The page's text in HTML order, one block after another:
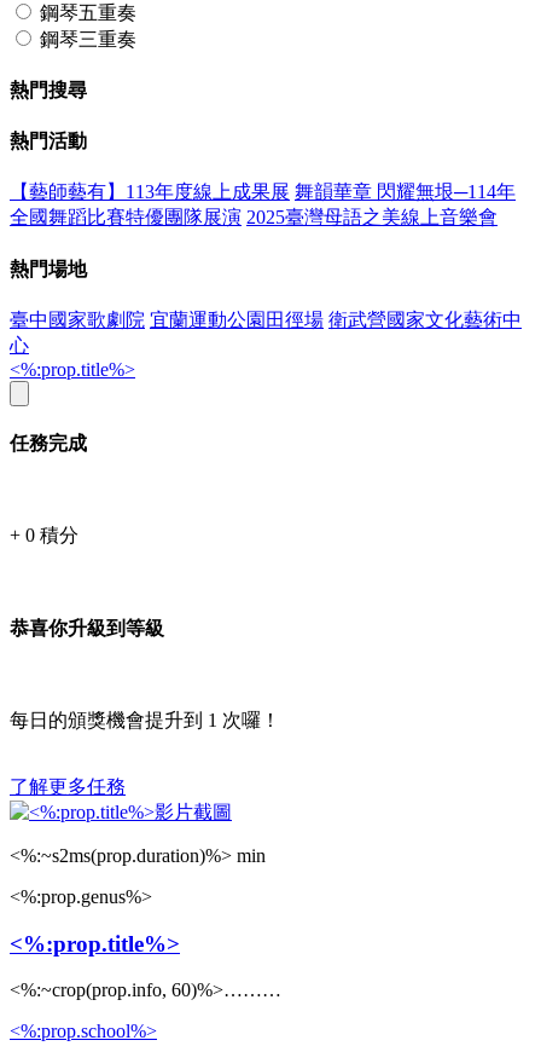
鋼琴五重奏
鋼琴三重奏
熱門搜尋
熱門活動
【藝師藝有】113年度線上成果展 舞韻華章 閃耀無垠─114年
全國舞蹈比賽特優團隊展演 2025臺灣母語之美線上音樂會
熱門場地
臺中國家歌劇院 宜蘭運動公園田徑場 衛武營國家文化藝術中
心
<%:prop.title%>
任務完成
+ 0 積分
恭喜你升級到等級
每日的頒獎機會提升到 1 次囉！
了解更多任務
<%:~s2ms(prop.duration)%> min
<%:prop.genus%>
<%:prop.title%>
<%:~crop(prop.info, 60)%>………
<%:prop.school%>